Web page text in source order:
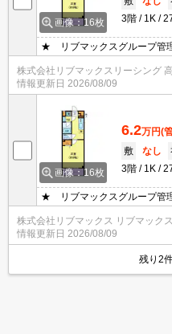
画像：16枚
3階
1K
★ リブマックスグループ管
約・鍵ポスト渡し ★ ポケッ
濯機（設置不可物件無し）、
ン・照明・ベット・机・イス
具家電撤去相談（実費負担）
株式会社リブマックスリーシング
情報更新日 2026/08/09
画像：16枚
6.2万円(
敷
なし
3階
1K
★ リブマックスグループ管
約・鍵ポスト渡し ★ ポケッ
濯機（設置不可物件無し）、
ン・照明・ベット・机・イス
具家電撤去相談（実費負担）
株式会社リブマックス リブマック
情報更新日 2026/08/09
残り2